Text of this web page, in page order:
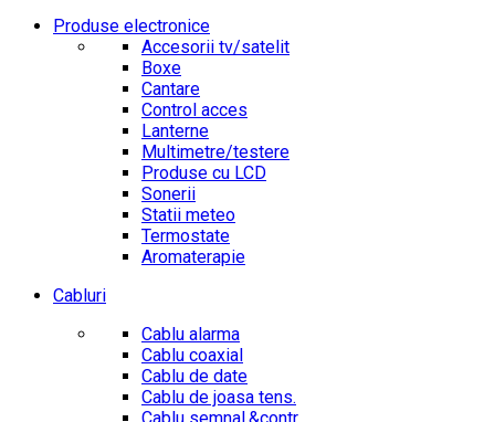
Produse electronice
Accesorii tv/satelit
Boxe
Cantare
Control acces
Lanterne
Multimetre/testere
Produse cu LCD
Sonerii
Statii meteo
Termostate
Aromaterapie
Cabluri
Cablu alarma
Cablu coaxial
Cablu de date
Cablu de joasa tens.